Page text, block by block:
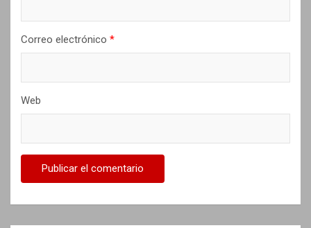
Correo electrónico *
Web